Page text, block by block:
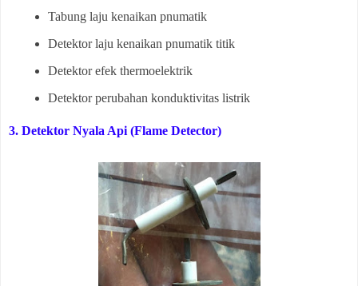
Tabung laju kenaikan pnumatik
Detektor laju kenaikan pnumatik titik
Detektor efek thermoelektrik
Detektor perubahan konduktivitas listrik
3. Detektor Nyala Api (Flame Detector)